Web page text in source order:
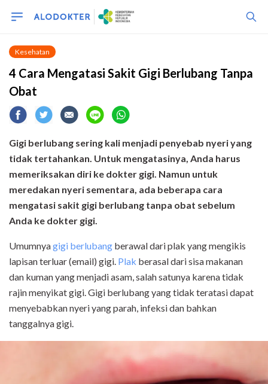
Kesehatan
4 Cara Mengatasi Sakit Gigi Berlubang Tanpa
Obat
Gigi berlubang sering kali menjadi penyebab nyeri yang
tidak tertahankan. Untuk mengatasinya, Anda harus
memeriksakan diri ke dokter gigi. Namun untuk
meredakan nyeri sementara, ada beberapa cara
mengatasi sakit gigi berlubang tanpa obat sebelum
Anda ke dokter gigi.
Umumnyagigi berlubang berawal dari plak yang mengikis
lapisan terluar (email) gigi. Plak berasal dari sisa makanan
dan kuman yang menjadi asam, salah satunya karena tidak
rajin menyikat gigi. Gigi berlubang yang tidak teratasi dapat
menyebabkan nyeri yang parah, infeksi dan bahkan
tanggalnya gigi.